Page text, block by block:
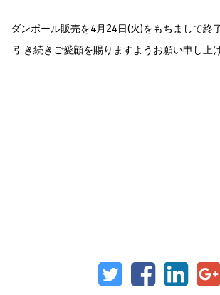
ダンボール販売を4月24日(火)をもちまして終
引き続きご愛顧を賜りますようお願い申し上